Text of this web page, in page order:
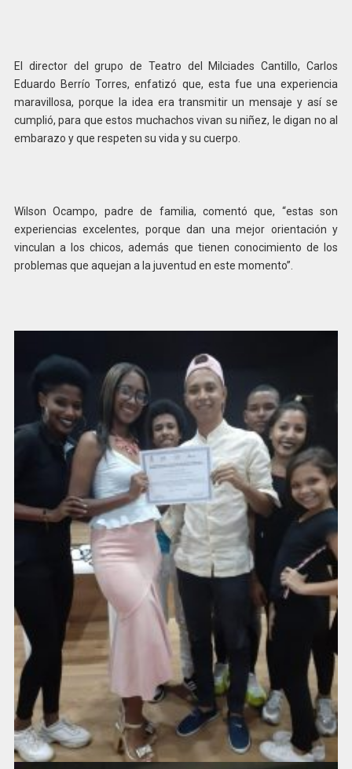
El director del grupo de Teatro del Milciades Cantillo, Carlos
Eduardo Berrío Torres, enfatizó que, esta fue una experiencia
maravillosa, porque la idea era transmitir un mensaje y así se
cumplió, para que estos muchachos vivan su niñez, le digan no al
embarazo y que respeten su vida y su cuerpo.
Wilson Ocampo, padre de familia, comentó que, “estas son
experiencias excelentes, porque dan una mejor orientación y
vinculan a los chicos, además que tienen conocimiento de los
problemas que aquejan a la juventud en este momento”.